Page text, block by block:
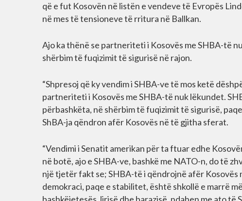
që e fut Kosovën në listën e vendeve të Evropës
në mes të tensioneve të rritura në Ballkan.
Ajo ka thënë se partneriteti i Kosovës me SHBA-të
shërbim të fuqizimit të sigurisë në rajon.
“Shpresoj që ky vendim i SHBA-ve të mos ketë
partneriteti i Kosovës me SHBA-të nuk lëkundet.
përbashkëta, në shërbim të fuqizimit të sigurisë,
ShBA-ja qëndron afër Kosovës në të gjitha sferat.
“Vendimi i Senatit amerikan për ta ftuar edhe
në botë, ajo e SHBA-ve, bashkë me NATO-n, do të
një tjetër fakt se; SHBA-të i qëndrojnë afër
demokraci, paqe e stabilitet, është shkollë e marrë